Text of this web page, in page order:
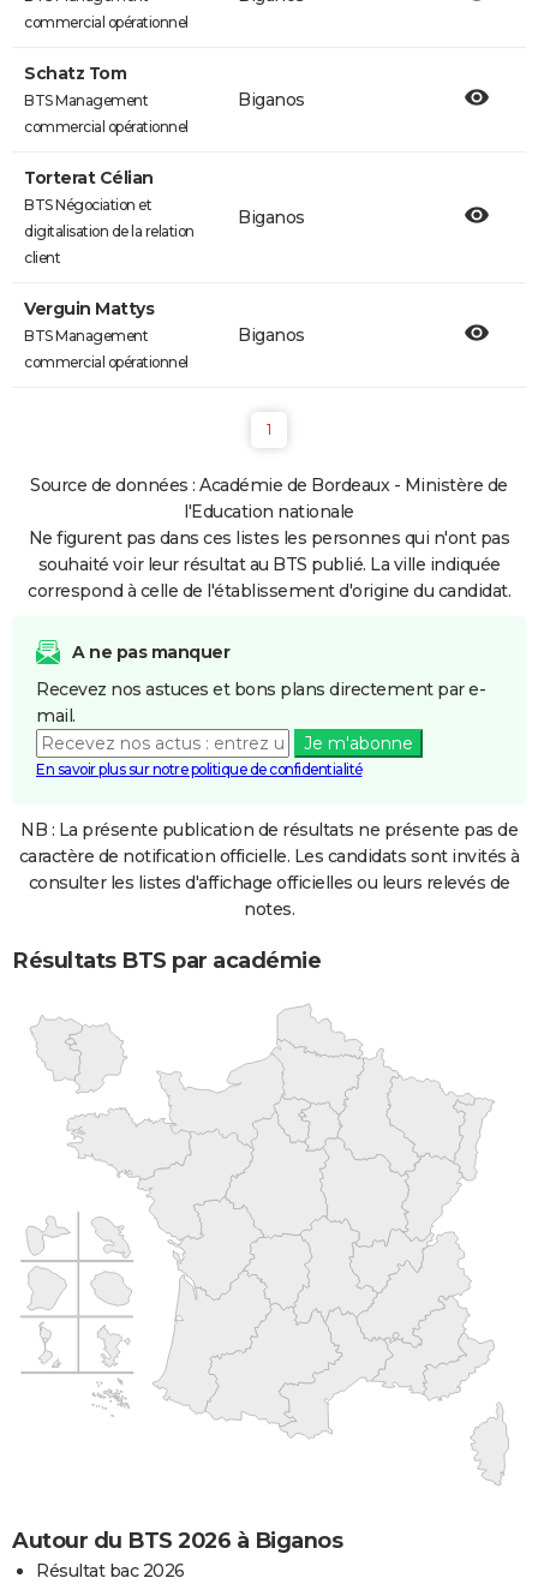
commercial opérationnel
Schatz Tom
BTS Management
commercial opérationnel
Biganos
Torterat Célian
BTS Négociation et
digitalisation de la relation
client
Biganos
Verguin Mattys
BTS Management
commercial opérationnel
Biganos
1
Source de données : Académie de Bordeaux - Ministère de
l'Education nationale
Ne figurent pas dans ces listes les personnes qui n'ont pas
souhaité voir leur résultat au BTS publié. La ville indiquée
correspond à celle de l'établissement d'origine du candidat.
A ne pas manquer
Recevez nos astuces et bons plans directement par e-
mail.
Je m'abonne
En savoir plus sur notre politique de confidentialité
NB : La présente publication de résultats ne présente pas de
caractère de notification officielle. Les candidats sont invités à
consulter les listes d'affichage officielles ou leurs relevés de
notes.
Résultats BTS par académie
Autour du BTS 2026 à Biganos
Résultat bac 2026